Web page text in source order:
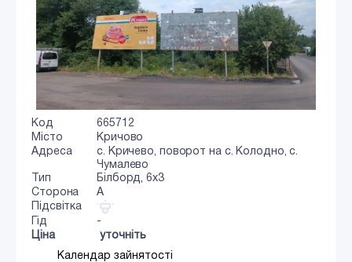
Код
665712
Місто
Кричово
Адреса
с. Кричево, поворот на с. Колодно, с.
Чумалево
Тип
Білборд, 6x3
Сторона
A
Підсвітка
Гід
-
Ціна
уточніть
Календар зайнятості